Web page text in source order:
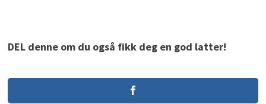
DEL denne om du også fikk deg en god latter!